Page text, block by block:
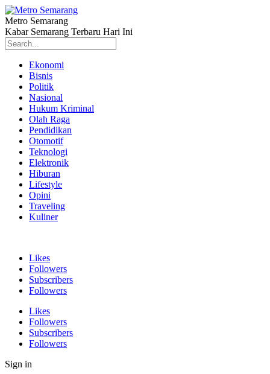
Metro Semarang
Kabar Semarang Terbaru Hari Ini
Ekonomi
Bisnis
Politik
Nasional
Hukum Kriminal
Olah Raga
Pendidikan
Otomotif
Teknologi
Elektronik
Hiburan
Lifestyle
Opini
Traveling
Kuliner
Likes
Followers
Subscribers
Followers
Likes
Followers
Subscribers
Followers
Sign in